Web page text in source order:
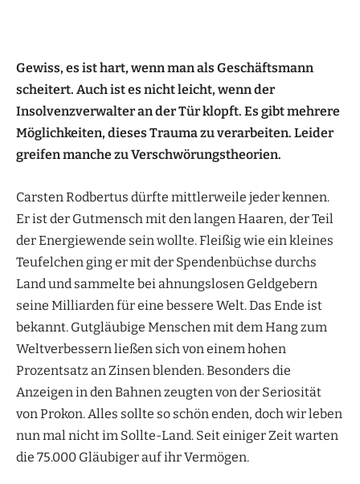
Gewiss, es ist hart, wenn man als Geschäftsmann
scheitert. Auch ist es nicht leicht, wenn der
Insolvenzverwalter an der Tür klopft. Es gibt mehrere
Möglichkeiten, dieses Trauma zu verarbeiten. Leider
greifen manche zu Verschwörungstheorien.
Carsten Rodbertus dürfte mittlerweile jeder kennen.
Er ist der Gutmensch mit den langen Haaren, der Teil
der Energiewende sein wollte. Fleißig wie ein kleines
Teufelchen ging er mit der Spendenbüchse durchs
Land und sammelte bei ahnungslosen Geldgebern
seine Milliarden für eine bessere Welt. Das Ende ist
bekannt. Gutgläubige Menschen mit dem Hang zum
Weltverbessern ließen sich von einem hohen
Prozentsatz an Zinsen blenden. Besonders die
Anzeigen in den Bahnen zeugten von der Seriosität
von Prokon. Alles sollte so schön enden, doch wir leben
nun mal nicht im Sollte-Land. Seit einiger Zeit warten
die 75.000 Gläubiger auf ihr Vermögen.